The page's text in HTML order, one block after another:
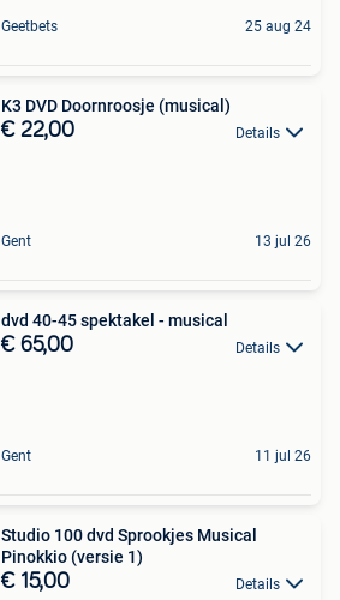
Geetbets 25 aug 24
K3 DVD Doornroosje (musical)
€ 22,00 Details
Gent 13 jul 26
dvd 40-45 spektakel - musical
€ 65,00 Details
Gent 11 jul 26
Studio 100 dvd Sprookjes Musical
Pinokkio (versie 1)
€ 15,00 Details